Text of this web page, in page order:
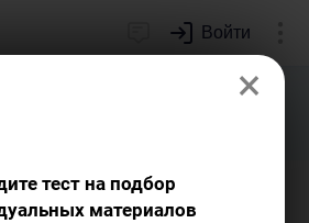
Войти
план
×
тест на подбор
материалов